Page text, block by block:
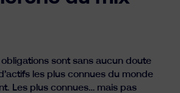
obligations sont sans aucun doute
les plus connues du monde
Les plus connues… mais pas